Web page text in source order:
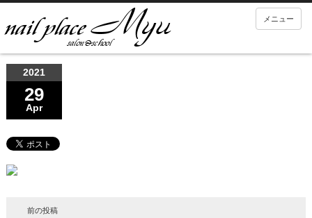
メニュー
2021
29
Apr
前の投稿